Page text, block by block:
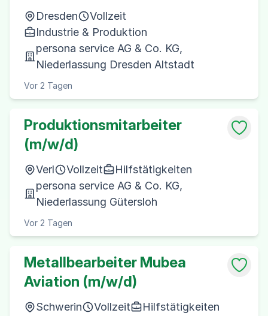
Dresden
Vollzeit
Industrie & Produktion
persona service AG & Co. KG,
Niederlassung Dresden Altstadt
Vor 2 Tagen
Produktionsmitarbeiter
(m/w/d)
Verl Vollzeit
Hilfstätigkeiten
persona service AG & Co. KG,
Niederlassung Gütersloh
Vor 2 Tagen
Metallbearbeiter Mubea
Aviation (m/w/d)
Schwerin Vollzeit
Hilfstätigkeiten